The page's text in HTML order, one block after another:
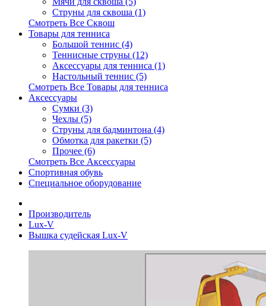
Cтруны для сквоша (1)
Смотреть Все Сквош
Товары для тенниса
Большой теннис (4)
Теннисные струны (12)
Аксессуары для тенниса (1)
Настольный теннис (5)
Смотреть Все Товары для тенниса
Аксессуары
Сумки (3)
Чехлы (5)
Струны для бадминтона (4)
Обмотка для ракетки (5)
Прочее (6)
Смотреть Все Аксессуары
Спортивная обувь
Специальное оборудование
Производитель
Lux-V
Вышка судейская Lux-V